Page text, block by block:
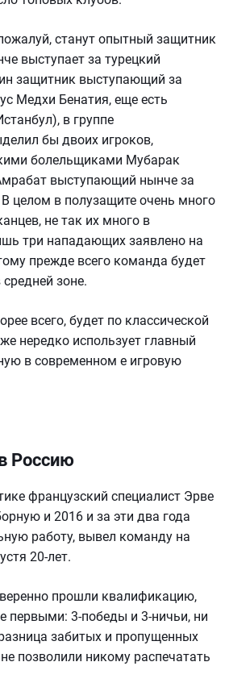
станут опытный защитник
выступает за турецкий
защитник выступающий за
Медхи Бенатия, еще есть
в группе
бы двоих игроков,
болельщиками Мубарак
выступающий нынче за
целом в полузащите очень много
не так их много в
три нападающих заявлено на
прежде всего команда будет
зоне.
всего, будет по классической
нередко использует главный
в современном е игровую
Россию
французский специалист Эрве
и 2016 и за эти два года
работу, вывел команду на
20-лет.
прошли квалификацию,
первыми: 3-победы и 3-ничьи, ни
забитых и пропущенных
позволили никому распечатать